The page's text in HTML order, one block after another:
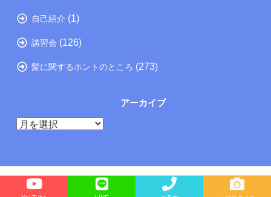
自己紹介 (1)
講習会 (126)
髪に関するホントのところ (273)
アーカイブ
ア
ブ
Copyright©
たつの市の美容院メーカー講師が教えるぺったんこ髪の解決方法ブログ, 2026 All